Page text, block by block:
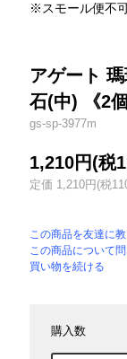
※スモール便不
アゲート
石(中) 《2
gs-sp-3977m
1,210円(税
定価 1,210円(税
この商品を友達に
この商品について
買い物を続ける
購入数